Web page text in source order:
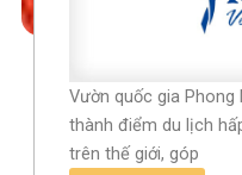
Vườn quốc gia
thành điểm du lịch
trên thế giới, góp